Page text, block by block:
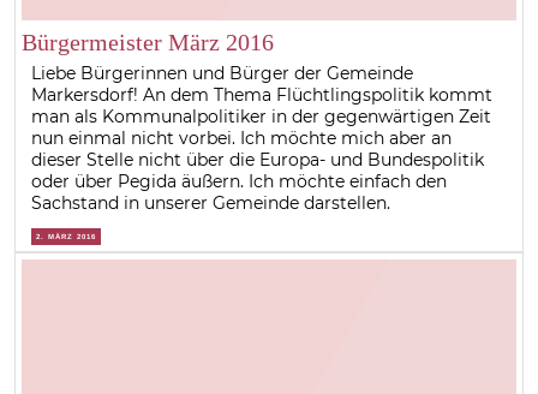
Bürgermeister März 2016
Liebe Bürgerinnen und Bürger der Gemeinde
Markersdorf! An dem Thema Flüchtlingspolitik kommt
man als Kommunalpolitiker in der gegenwärtigen Zeit
nun einmal nicht vorbei. Ich möchte mich aber an
dieser Stelle nicht über die Europa- und Bundespolitik
oder über Pegida äußern. Ich möchte einfach den
Sachstand in unserer Gemeinde darstellen.
2. MÄRZ 2016